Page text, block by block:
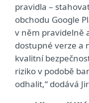
pravidla –
obchodu Google
v něm pravidelně
dostupné verze a
kvalitní
riziko v podobě
odhalit,“ dodává